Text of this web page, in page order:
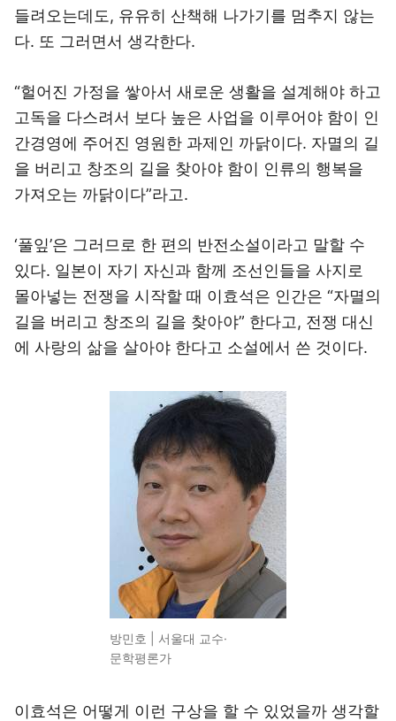
들려오는데도, 유유히 산책해 나가기를 멈추지 않는
다. 또 그러면서 생각한다.
“헐어진 가정을 쌓아서 새로운 생활을 설계해야 하고
고독을 다스려서 보다 높은 사업을 이루어야 함이 인
간경영에 주어진 영원한 과제인 까닭이다. 자멸의 길
을 버리고 창조의 길을 찾아야 함이 인류의 행복을
가져오는 까닭이다”라고.
‘풀잎’은 그러므로 한 편의 반전소설이라고 말할 수
있다. 일본이 자기 자신과 함께 조선인들을 사지로
몰아넣는 전쟁을 시작할 때 이효석은 인간은 “자멸의
길을 버리고 창조의 길을 찾아야” 한다고, 전쟁 대신
에 사랑의 삶을 살아야 한다고 소설에서 쓴 것이다.
방민호 | 서울대 교수·
문학평론가
이효석은 어떻게 이런 구상을 할 수 있었을까 생각할